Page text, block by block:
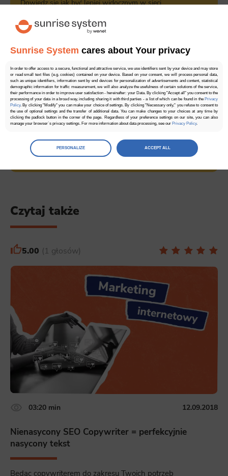
Sunrise System cares about Your privacy
In order to offer access to a secure, functional and attractive service, we use identifiers sent by your device and may store
or read small text files (e.g. cookies) contained on your device. Based on your consent, we will process personal data,
such as unique identifiers, information sent by end devices for personalization of advertisements and content, statistical
demographic information for traffic measurement, we will also analyze the usefulness of certain solutions of the service,
their performance in order to improve user satisfaction - hereinafter: your Data. By clicking "Accept all" you consent to the
processing of your data in a broad way, including sharing it with third parties - a list of which can be found in the Privacy
Policy. By clicking "Modify" you can make your choice of settings. By clicking "Necessary only," you refuse to consent to
the use of optional settings and the transfer of additional data. You can make changes to your choices at any time by
clicking the padlock button in the corner of the page. Regardless of your preference settings on our site, you can also
manage your browser`s privacy settings. For more information about data processing, see our Privacy Policy.
Managepreferences
Select the consents of your choice
making it easier for you to use the site.
Analytics
Scripts and data used to collect information to analyze site traffic and how users use the site, how they came to the
site, and to create aggregate demographic statistics about users. Analytical cookies and similar technologies allow us
to measure the effectiveness of actions taken and content presented.
Marketing
Scope responsible for displaying personalized ads that may be of interest to the user based on browsing history and
habits and demographic criteria. Also, third-party files that, in conjunction with files installed while browsing other
websites, profile the user, providing him or her with the marketing, advertising and retargeting content deemed most
PERSONALIZE ACCEPT ALL
Dowiedz się jak być lepiej widocznym w sieci
Bezpłatna wycena
Czytaj także
5.00 1 głosów
03:20 min 12.09.2018
Nienasycony SEO Copywriter = perfekcyjnie
nasycony tekst
Będąc copywriterem do zakresu Twoich potrzeb